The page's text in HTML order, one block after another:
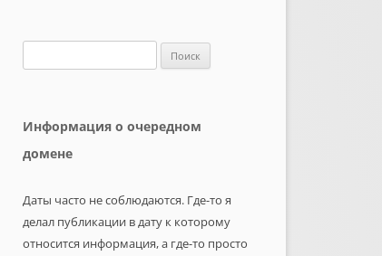
Информация о очередном
домене
Даты часто не соблюдаются. Где-то я
делал публикации в дату к которому
относится информация, а где-то просто